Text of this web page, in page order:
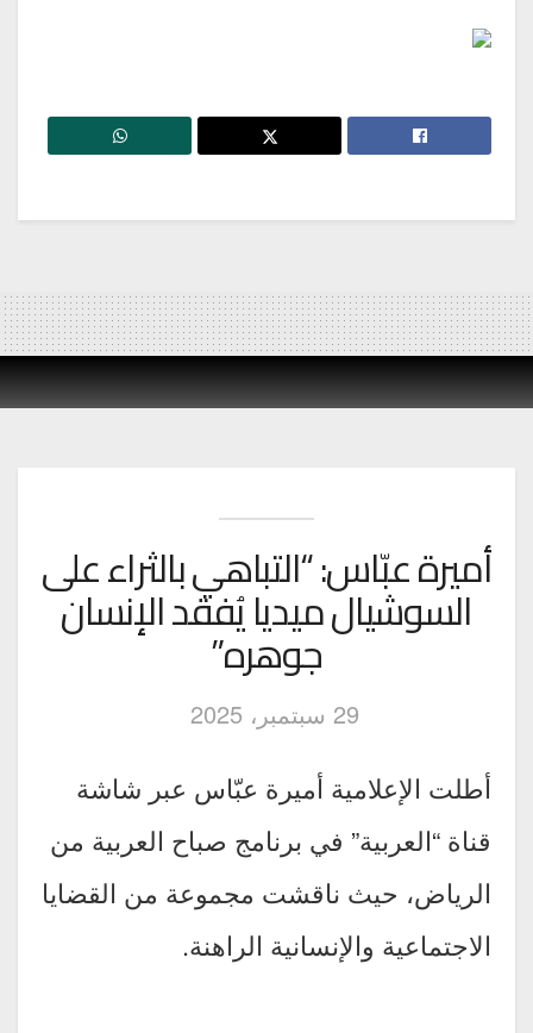
أميرة عبّاس: “التباهي بالثراء على
السوشيال ميديا يُفقد الإنسان
جوهره”
29 سبتمبر، 2025
أطلت الإعلامية أميرة عبّاس عبر شاشة
قناة “العربية” في برنامج صباح العربية من
الرياض، حيث ناقشت مجموعة من القضايا
الاجتماعية والإنسانية الراهنة.